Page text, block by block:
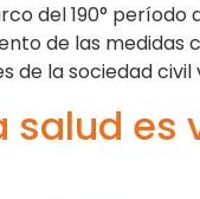
del 190°
de las
de la sociedad civil
salud